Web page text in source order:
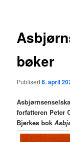
bøker
Publisert6. april
forfatteren Peter
Bjerkes bok